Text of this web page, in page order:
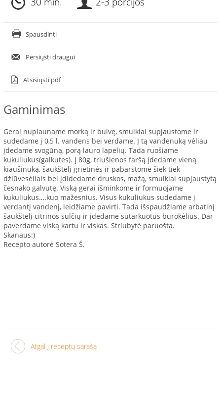
Spausdinti
Persiųsti draugui
Atsisiųsti pdf
Gaminimas
Gerai nuplauname morką ir bulvę, smulkiai supjaustome ir
sudedame į 0,5 l. vandens bei verdame. Į tą vandenuką vėliau
įdedame svogūną, porą lauro lapelių. Tada ruošiame
kukuliukus(galkutes). Į 80g, triušienos faršą įdedame vieną
kiaušinuką, šaukštelį grietinės ir pabarstome šiek tiek
džiūvesėliais bei įdidedame druskos, mažą, smulkiai supjaustytą
česnako galvutę. Viską gerai išminkome ir formuojame
kukuliukus….kuo mažesnius. Visus kukuliukus sudedame į
verdantį vandenį, leidžiame pavirti. Tada išspaudžiame arbatinį
šaukštelį citrinos sulčių ir įdedame sutarkuotus burokėlius. Dar
paverdame viską kartu ir viskas. Striubytė paruošta.
Skanaus:)
Recepto autorė Sotera Š.
Atgal į receptų sąrašą